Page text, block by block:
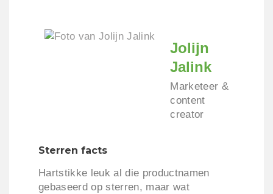
Jolijn
Jalink
Marketeer &
content
creator
Sterren facts
Hartstikke leuk al die productnamen
gebaseerd op sterren, maar wat